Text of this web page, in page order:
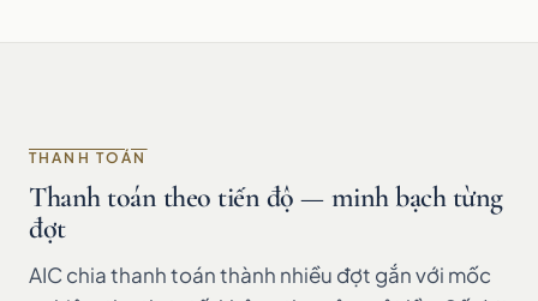
THANH TOÁN
Thanh toán theo tiến độ — minh bạch từng
đợt
AIC chia thanh toán thành nhiều đợt gắn với mốc